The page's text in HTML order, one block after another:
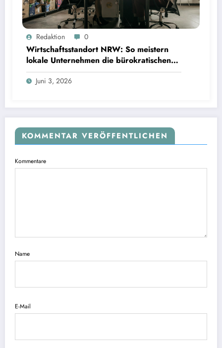
Redaktion 0
Wirtschaftsstandort NRW: So meistern
lokale Unternehmen die bürokratischen
Hürden
Juni 3, 2026
KOMMENTAR VERÖFFENTLICHEN
Kommentare
Name
E-Mail